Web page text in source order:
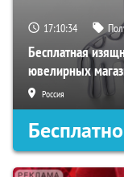
17:10:33
Бесплатная
ювелирных
Россия
Бесплатно